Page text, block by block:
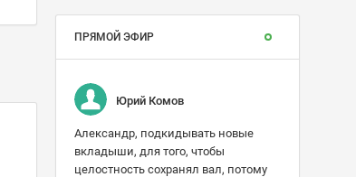
ПРЯМОЙ ЭФИР
Юрий Комов
Александр, подкидывать новые
вкладыши, для того, чтобы
целостность сохранял вал, потому